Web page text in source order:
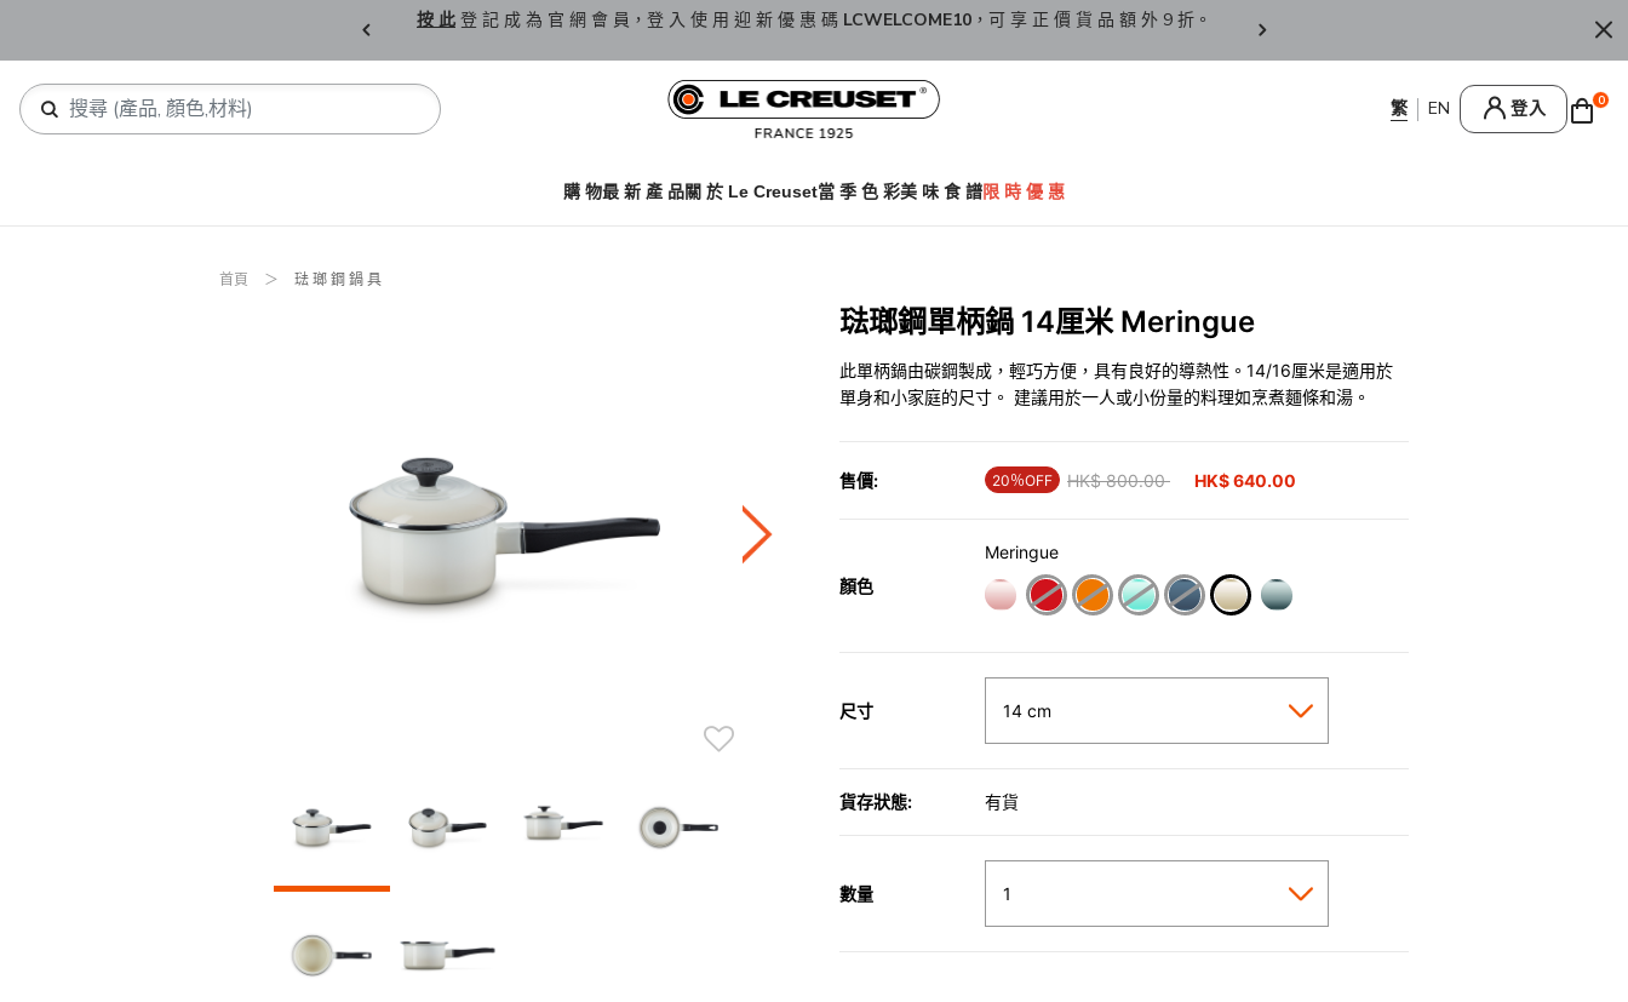
按 此 登 記 成 為 官 網 會 員，登 入 使 用 迎 新 優 惠 碼 LCWELCOME10 ，可 享 正 價 貨 品 額 外 9 折。 香 港 / 澳 門 訂 單 滿
登入 0
購 物最 新 產 品關 於 Le Creuset當 季 色 彩美 味 食 譜限 時 優 惠
首頁 琺 瑯 鋼 鍋 具
琺瑯鋼單柄鍋 14厘米 Meringue
此單柄鍋由碳鋼製成，輕巧方便，具有良好的導熱性。14/16厘米是適用於
單身和小家庭的尺寸。 建議用於一人或小份量的料理如烹煮麵條和湯。
售價: 20％OFF Price reduced from
HK$ 800.00 HK$ 640.00
顏色
Meringue
尺寸
貨存狀態: 有貨
數量